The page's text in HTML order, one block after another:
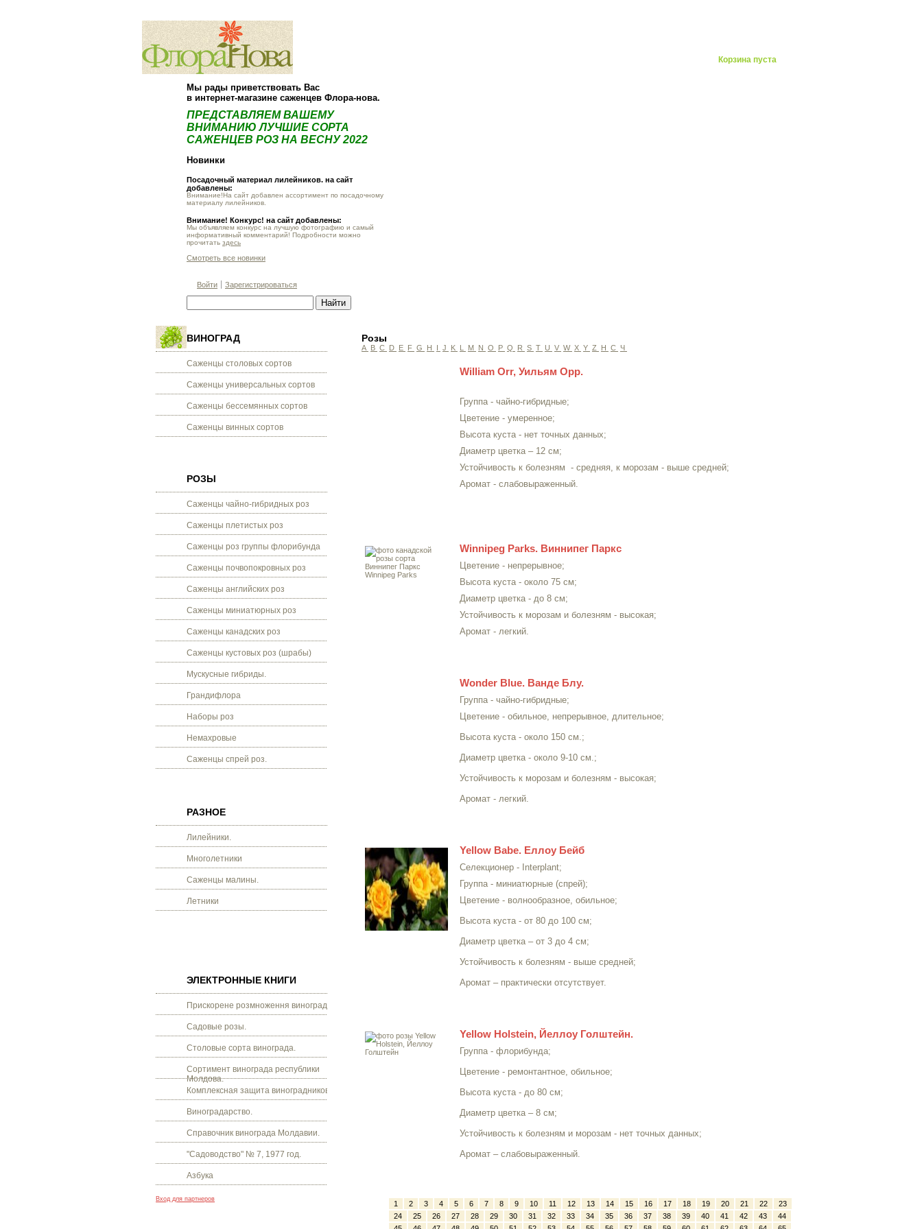
Корзина пуста
Мы рады приветствовать Вас
в интернет-магазине саженцев Флора-нова.
ПРЕДСТАВЛЯЕМ ВАШЕМУ
ВНИМАНИЮ ЛУЧШИЕ СОРТА
САЖЕНЦЕВ РОЗ НА ВЕСНУ 2022
Новинки
Посадочный материал лилейников. на сайт
добавлены:
Внимание!На сайт добавлен ассортимент по посадочному
материалу лилейников.
Внимание! Конкурс! на сайт добавлены:
Мы объявляем конкурс на лучшую фотографию и самый
информативный комментарий! Подробности можно
прочитать здесь
Смотреть все новинки
Войти Зарегистрироваться
ВИНОГРАД
Саженцы столовых сортов
Саженцы универсальных сортов
Саженцы бессемянных сортов
Саженцы винных сортов
РОЗЫ
Саженцы чайно-гибридных роз
Саженцы плетистых роз
Саженцы роз группы флорибунда
Саженцы почвопокровных роз
Саженцы английских роз
Саженцы миниатюрных роз
Саженцы канадских роз
Саженцы кустовых роз (шрабы)
Мускусные гибриды.
Грандифлора
Наборы роз
Немахровые
Саженцы спрей роз.
РАЗНОЕ
Лилейники.
Многолетники
Саженцы малины.
Летники
ЭЛЕКТРОННЫЕ КНИГИ
Прискорене розмноження винограду.
Садовые розы.
Столовые сорта винограда.
Сортимент винограда республики
Молдова.
Комплексная защита виноградников.
Виноградарство.
Справочник винограда Молдавии.
"Садоводство" № 7, 1977 год.
Азбука
Вход для партнеров
Розы
A B C D E F G H I J K L M N O P Q R S T U V W X Y Z Н С Ч
William Orr, Уильям Орр.
Группа - чайно-гибридные;
Цветение - умеренное;
Высота куста - нет точных данных;
Диаметр цветка – 12 см;
Устойчивость к болезням - средняя, к морозам - выше средней;
Аромат - слабовыраженный.
Winnipeg Parks. Виннипег Паркс
Цветение - непрерывное;
Высота куста - около 75 см;
Диаметр цветка - до 8 см;
Устойчивость к морозам и болезням - высокая;
Аромат - легкий.
Wonder Blue. Ванде Блу.
Группа - чайно-гибридные;
Цветение - обильное, непрерывное, длительное;
Высота куста - около 150 см.;
Диаметр цветка - около 9-10 см.;
Устойчивость к морозам и болезням - высокая;
Аромат - легкий.
Yellow Babe. Еллоу Бейб
Селекционер - Interplant;
Группа - миниатюрные (спрей);
Цветение - волнообразное, обильное;
Высота куста - от 80 до 100 см;
Диаметр цветка – от 3 до 4 см;
Устойчивость к болезням - выше средней;
Аромат – практически отсутствует.
Yellow Holstein, Йеллоу Голштейн.
Группа - флорибунда;
Цветение - ремонтантное, обильное;
Высота куста - до 80 см;
Диаметр цветка – 8 см;
Устойчивость к болезням и морозам - нет точных данных;
Аромат – слабовыраженный.
1 2 3 4 5 6 7 8 9 10 11 12 13 14 15 16 17 18 19 20 21 22
23
24
25 26 27 28 29 30 31 32 33 34 35 36 37 38 39 40 41 42 43
44